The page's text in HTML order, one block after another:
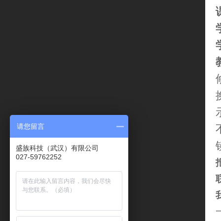
请您留言
盛族科技（武汉）有限公司
027-59762252